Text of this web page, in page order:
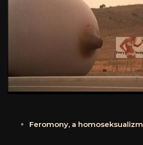
Feromony, a homoseksualizm